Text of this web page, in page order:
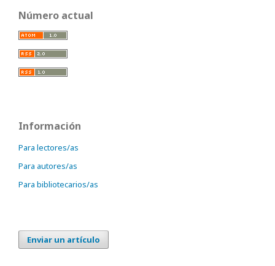
Número actual
Información
Para lectores/as
Para autores/as
Para bibliotecarios/as
Enviar un artículo